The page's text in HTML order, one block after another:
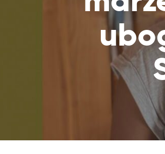
Zrób
markecie
Zrób
wspieraj